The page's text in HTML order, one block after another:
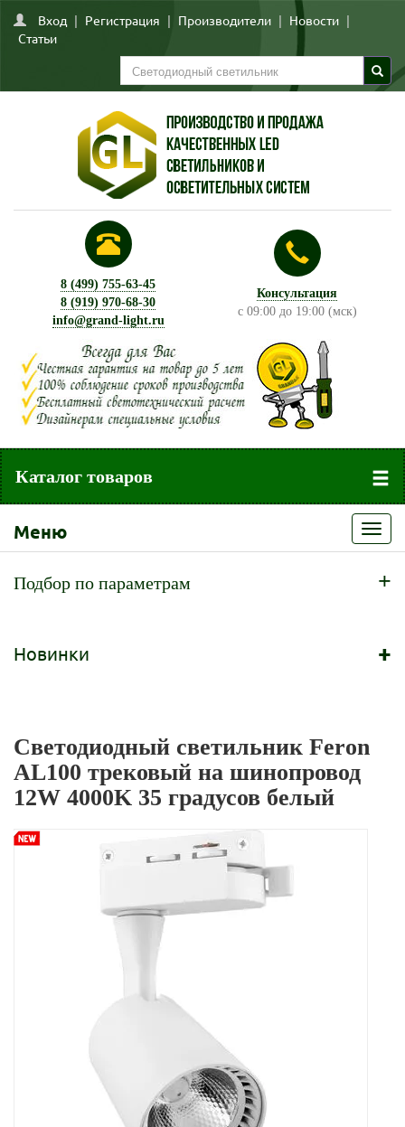
Вход | Регистрация | Производители | Новости |
Статьи
8 (499) 755-63-45
8 (919) 970-68-30
info@grand-light.ru
Консультация
с 09:00 до 19:00 (мск)
Каталог товаров
Меню
Подбор по параметрам +
Новинки +
Светодиодный светильник Feron
AL100 трековый на шинопровод
12W 4000K 35 градусов белый